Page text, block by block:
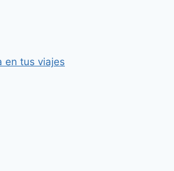
en tus viajes